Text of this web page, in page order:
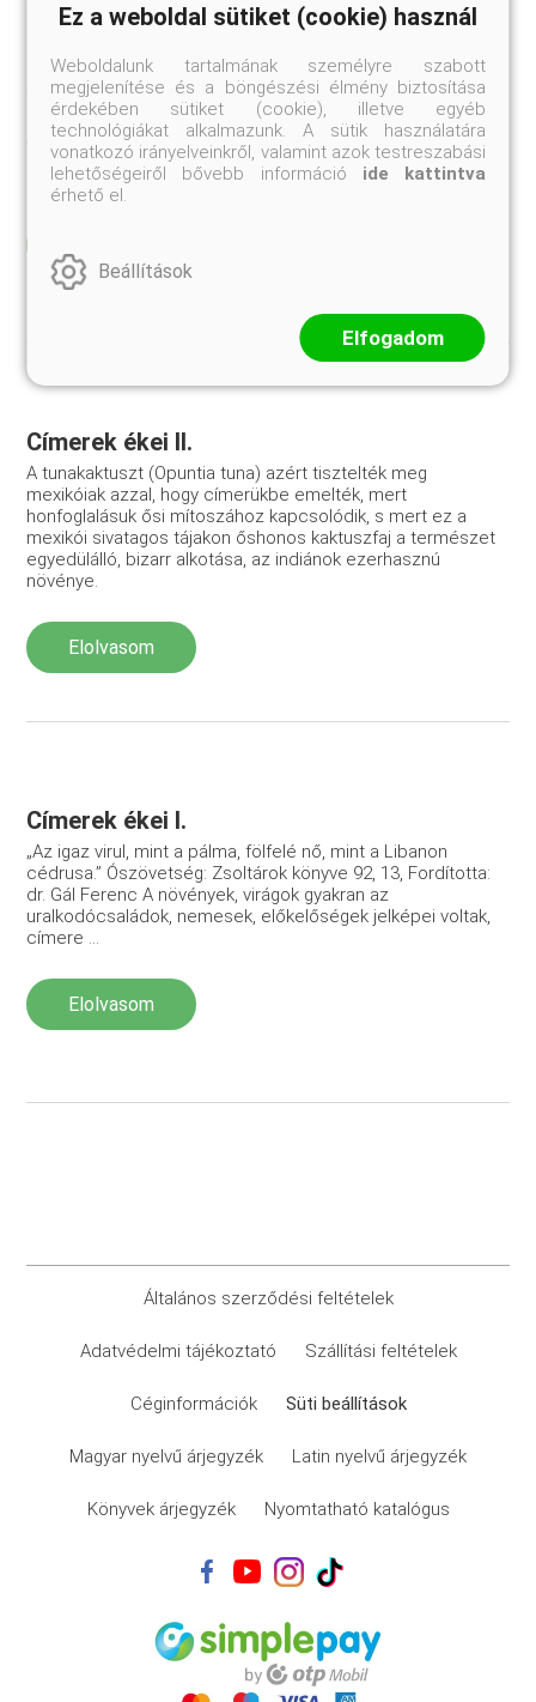
igen régi eredetű. Aphroditéhoz is kötődik, de
mezopotámiai Ur városában talált domborművekből is
már 4-5000 évvel ezelőtt növényvedrekben szállították a
facsemetéket a hegyvidékről Ur városába. Itt sok más
növénnyel együtt, a függőkerteket díszítette, azaz az első
„cserepes” növények egyike volt. Azóta, kedvelik, ültetik. A
karcsú, hegyes lombkoronájú változat (C. sempervirens var.
pyramidalis) a mediterrán táj elmaradhatatlan tartozéka.
Címerek ékei II.
A tunakaktuszt (Opuntia tuna) azért tisztelték meg
mexikóiak azzal, hogy címerükbe emelték, mert
honfoglalásuk ősi mítoszához kapcsolódik, s mert ez a
mexikói sivatagos tájakon őshonos kaktuszfaj a természet
egyedülálló, bizarr alkotása, az indiánok ezerhasznú
növénye.
Elolvasom
Címerek ékei I.
„Az igaz virul, mint a pálma, fölfelé nő, mint a Libanon
cédrusa.” Ószövetség: Zsoltárok könyve 92, 13, Fordította:
dr. Gál Ferenc A növények, virágok gyakran az
uralkodócsaládok, nemesek, előkelőségek jelképei voltak,
címere ...
Elolvasom
Általános szerződési feltételek
Adatvédelmi tájékoztató Szállítási feltételek
Céginformációk Süti beállítások
Magyar nyelvű árjegyzék Latin nyelvű árjegyzék
Könyvek árjegyzék Nyomtatható katalógus
Ez a weboldal sütiket (cookie) használ
Weboldalunk tartalmának személyre szabott
megjelenítése és a böngészési élmény biztosítása
érdekében sütiket (cookie), illetve egyéb
technológiákat alkalmazunk. A sütik használatára
vonatkozó irányelveinkről, valamint azok testreszabási
lehetőségeiről bővebb információ ide kattintva
érhető el.
Beállítások
Elfogadom